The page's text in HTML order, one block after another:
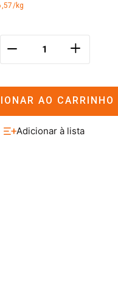
kg
＋
AO CARRINHO